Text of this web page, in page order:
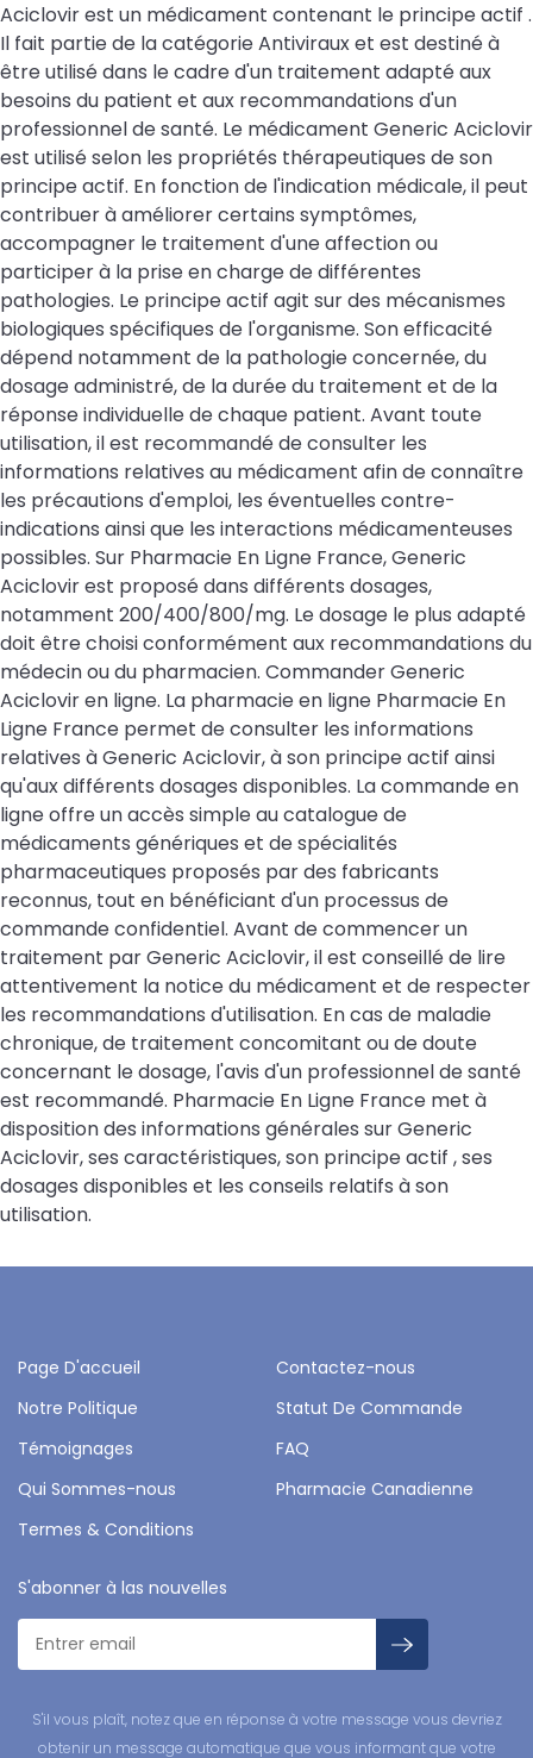
Aciclovir est un médicament contenant le principe actif .
Il fait partie de la catégorie Antiviraux et est destiné à
être utilisé dans le cadre d'un traitement adapté aux
besoins du patient et aux recommandations d'un
professionnel de santé. Le médicament Generic Aciclovir
est utilisé selon les propriétés thérapeutiques de son
principe actif. En fonction de l'indication médicale, il peut
contribuer à améliorer certains symptômes,
accompagner le traitement d'une affection ou
participer à la prise en charge de différentes
pathologies. Le principe actif agit sur des mécanismes
biologiques spécifiques de l'organisme. Son efficacité
dépend notamment de la pathologie concernée, du
dosage administré, de la durée du traitement et de la
réponse individuelle de chaque patient. Avant toute
utilisation, il est recommandé de consulter les
informations relatives au médicament afin de connaître
les précautions d'emploi, les éventuelles contre-
indications ainsi que les interactions médicamenteuses
possibles. Sur Pharmacie En Ligne France, Generic
Aciclovir est proposé dans différents dosages,
notamment 200/400/800/mg. Le dosage le plus adapté
doit être choisi conformément aux recommandations du
médecin ou du pharmacien. Commander Generic
Aciclovir en ligne. La pharmacie en ligne Pharmacie En
Ligne France permet de consulter les informations
relatives à Generic Aciclovir, à son principe actif ainsi
qu'aux différents dosages disponibles. La commande en
ligne offre un accès simple au catalogue de
médicaments génériques et de spécialités
pharmaceutiques proposés par des fabricants
reconnus, tout en bénéficiant d'un processus de
commande confidentiel. Avant de commencer un
traitement par Generic Aciclovir, il est conseillé de lire
attentivement la notice du médicament et de respecter
les recommandations d'utilisation. En cas de maladie
chronique, de traitement concomitant ou de doute
concernant le dosage, l'avis d'un professionnel de santé
est recommandé. Pharmacie En Ligne France met à
disposition des informations générales sur Generic
Aciclovir, ses caractéristiques, son principe actif , ses
dosages disponibles et les conseils relatifs à son
utilisation.
Page D'accueil
Contactez-nous
Notre Politique
Statut De Commande
Témoignages
FAQ
Qui Sommes-nous
Pharmacie Canadienne
Termes & Conditions
S'abonner à las nouvelles
S'il vous plaît, notez que en réponse à votre message vous devriez
obtenir un message automatique que vous informant que votre